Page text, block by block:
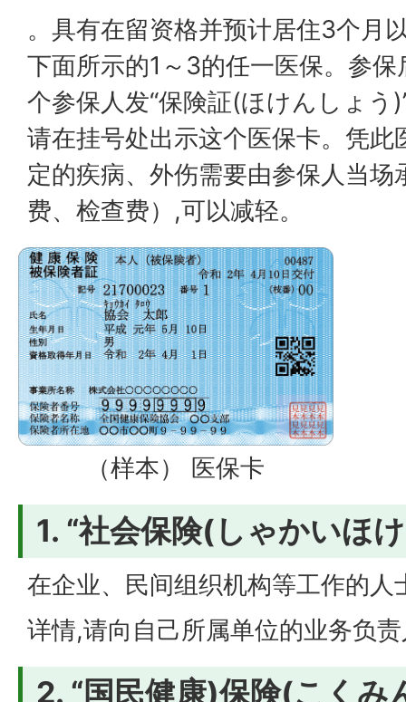
。具有在留资格并预计居住3个月
下面所示的1～3的任一医保。参
个参保人发“保険証(ほけんしょう
请在挂号处出示这个医保卡。凭此
定的疾病、外伤需要由参保人当
费、检查费）,可以减轻。
（样本） 医保卡
1. “社会保険(しゃかいほ
在企业、民间组织机构等工作的人
详情,请向自己所属单位的业务负
2. “国民健康)保険(こくみ